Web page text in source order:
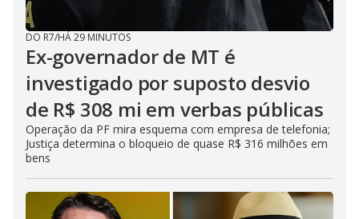
DO R7/HÁ 29 MINUTOS
Ex-governador de MT é
investigado por suposto desvio
de R$ 308 mi em verbas públicas
Operação da PF mira esquema com empresa de telefonia;
Justiça determina o bloqueio de quase R$ 316 milhões em
bens